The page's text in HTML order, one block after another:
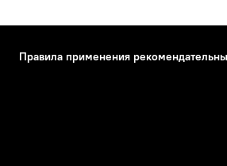
Правила применения